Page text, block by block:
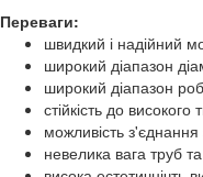
Переваги:
швидкий і надійний
широкий діапазон
широкий діапазон
стійкість до
можливість
невелика вага труб